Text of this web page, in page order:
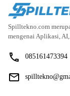
Spilltekno.com
mengenai Aplikasi,
085161473394